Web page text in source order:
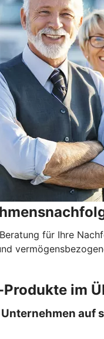
für Ihre
Produkte im
auf